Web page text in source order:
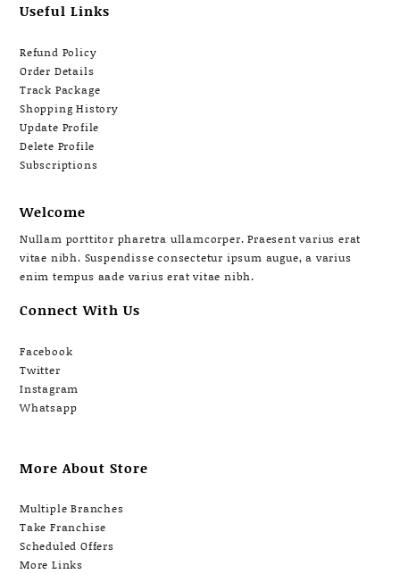
Useful Links
Refund Policy
Order Details
Track Package
Shopping History
Update Profile
Delete Profile
Subscriptions
Welcome
Nullam porttitor pharetra ullamcorper. Praesent varius erat
vitae nibh. Suspendisse consectetur ipsum augue, a varius
enim tempus aade varius erat vitae nibh.
Connect With Us
Facebook
Twitter
Instagram
Whatsapp
More About Store
Multiple Branches
Take Franchise
Scheduled Offers
More Links